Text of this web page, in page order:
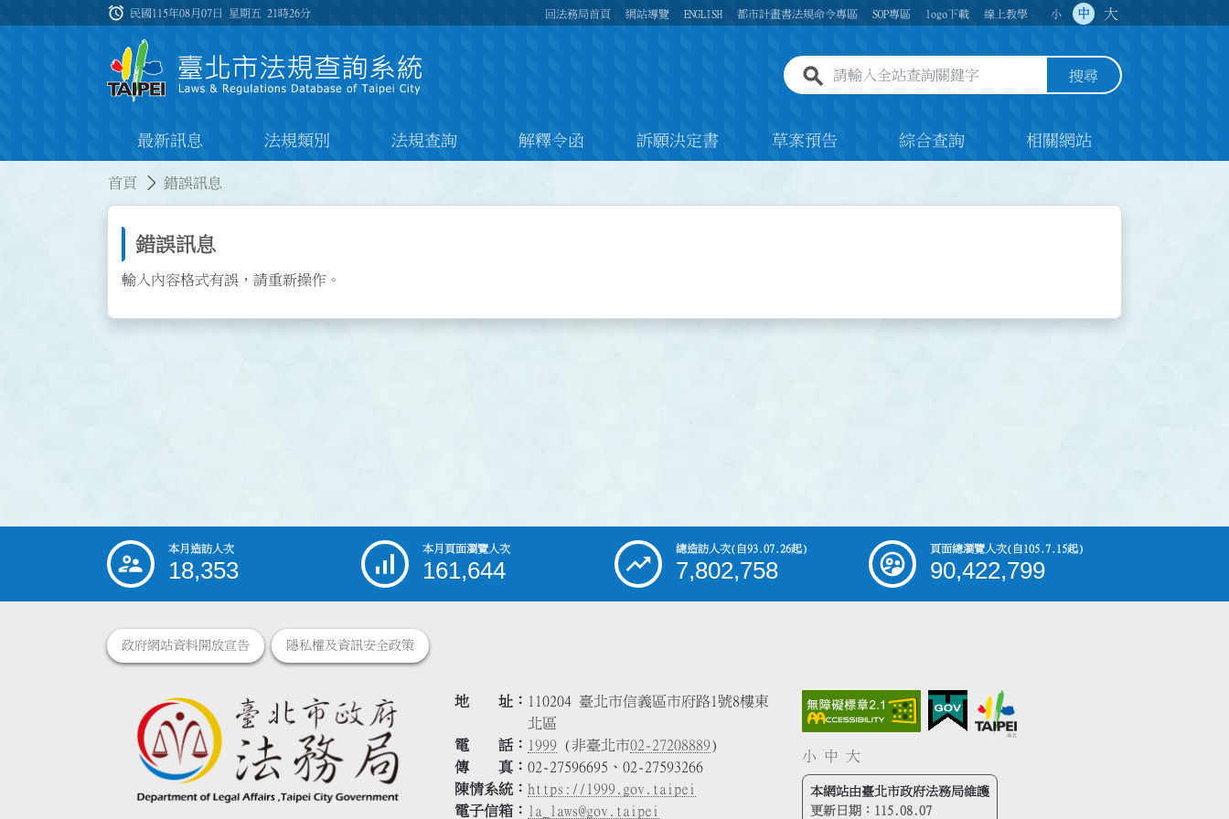
:::
alarm 民國115年08月07日 星期五21時26分 回法務局首頁 網站導覽 ENGLISH 都市計畫書法規命令專區 SOP專區 logo下載 線上教學 小 中 大
全站查詢關鍵字欄位 搜尋
最新訊息 法規類別 法規查詢 解釋令函 訴願決定書 草案預告 綜合查詢 相關網站
首頁 錯誤訊息
錯誤訊息
輸入內容格式有誤，請重新操作。
::: 本月造訪人次
18,353
本月頁面瀏覽人次
161,644
總造訪人次(自93.07.26起)
7,802,758
頁面總瀏覽人次(自105.7.15起)
90,422,799
政府網站資料開放宣告 隱私權及資訊安全政策
地 址
110204 臺北市信義區市府路1號8樓東
北區
電 話
1999 (非臺北市02-27208889)
傳 真
02-27596695、02-27593266
陳情系統
https://1999.gov.taipei
電子信箱
la_laws@gov.taipei
小 中 大
本網站由臺北市政府法務局維護
更新日期： 115.08.07